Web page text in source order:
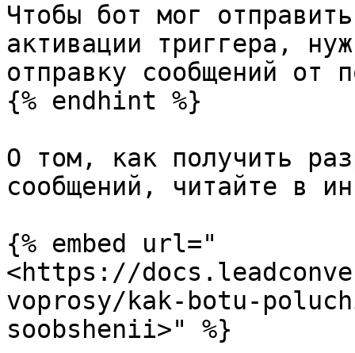
Чтобы бот мог
активации триггера,
отправку сообщений от
{% endhint %}
О том, как получить
сообщений, читайте в
{% embed url="
<https://
voprosy/kak-botu-
soobshenii>" %}